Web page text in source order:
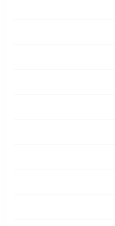
مباشرة في صراع هرمز